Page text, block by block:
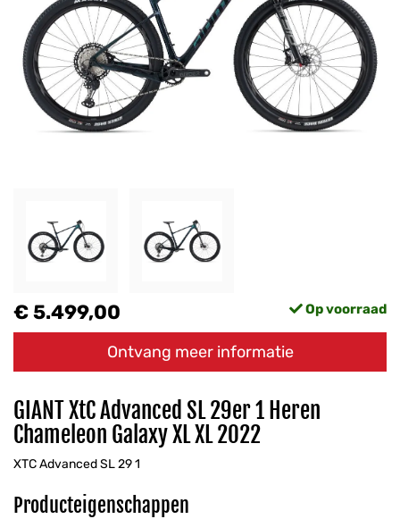
€ 5.499,00 Op voorraad
Ontvang meer informatie
GIANT XtC Advanced SL 29er 1 Heren
Chameleon Galaxy XL XL 2022
XTC Advanced SL 29 1
Producteigenschappen